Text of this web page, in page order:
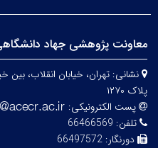
معاونت پژوهشی جهاد
نشانی:
پلاک ۱۲۷۰
پست الکترونیکی:
تلفن: 66466569
دورنگار: 66497572